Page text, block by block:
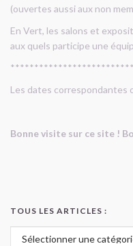
(ouvertes aussi aux non
En Vert, les salons et
aux quels participe une
Les dates correspondantes
Bonne visite sur ce site !
TOUS LES ARTICLES :
Tous les articles :